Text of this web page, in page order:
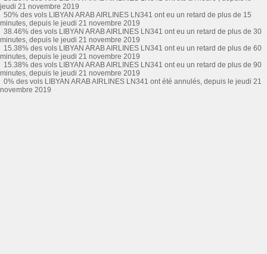
jeudi 21 novembre 2019
50% des vols LIBYAN ARAB AIRLINES LN341 ont eu un retard de plus de 15
minutes, depuis le jeudi 21 novembre 2019
38.46% des vols LIBYAN ARAB AIRLINES LN341 ont eu un retard de plus de 30
minutes, depuis le jeudi 21 novembre 2019
15.38% des vols LIBYAN ARAB AIRLINES LN341 ont eu un retard de plus de 60
minutes, depuis le jeudi 21 novembre 2019
15.38% des vols LIBYAN ARAB AIRLINES LN341 ont eu un retard de plus de 90
minutes, depuis le jeudi 21 novembre 2019
0% des vols LIBYAN ARAB AIRLINES LN341 ont été annulés, depuis le jeudi 21
novembre 2019